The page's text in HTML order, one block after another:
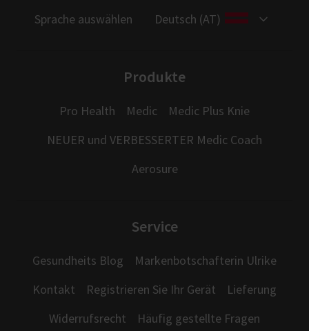
Sprache auswählen
Deutsch (AT)
Produkte
Pro Health Medic
Medic Plus Knie
NEUER und VERBESSERTER Medic Coach
Aerosure
Service
Gesundheits Blog
Markenbotschafterin Ulrike
Kontakt
Registrieren Sie Ihr Gerät
Lieferung
Widerrufsrecht
Häufig gestellte Fragen